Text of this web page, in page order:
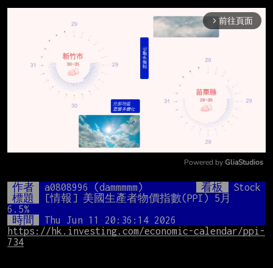
arrow_forward_ios 前往頁面
Mute
Powered by GliaStudios
作者 a0808996 (dammmmm) 看板
Stock
標題
[情報] 美國生產者物價指數(PPI) 5月
6.5%
時間
Thu Jun 11 20:36:14 2026
https://hk.investing.com/economic-calendar/ppi-
734